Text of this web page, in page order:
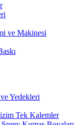
ve Makinesi
Yedekleri
Tek Kalemler